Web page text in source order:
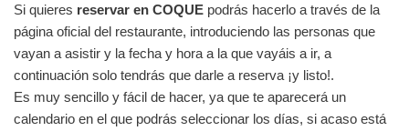
Si quieres reservar en COQUE podrás hacerlo a través de la
página oficial del restaurante, introduciendo las personas que
vayan a asistir y la fecha y hora a la que vayáis a ir, a
continuación solo tendrás que darle a reserva ¡y listo!.
Es muy sencillo y fácil de hacer, ya que te aparecerá un
calendario en el que podrás seleccionar los días, si acaso está